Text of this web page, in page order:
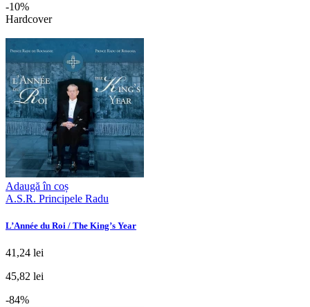
-10%
Hardcover
Adaugă în coș
A.S.R. Principele Radu
L’Année du Roi / The King’s Year
41,24 lei
45,82 lei
-84%